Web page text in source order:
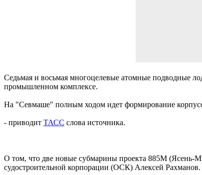
Седьмая и восьмая многоцелевые атомные подводные
промышленном комплексе.
На "Севмаше" полным ходом идет формирование
- приводит ТАСС слова источника.
О том, что две новые субмарины проекта 885М (Ясень-
судостроительной корпорации (ОСК) Алексей Рахманов.